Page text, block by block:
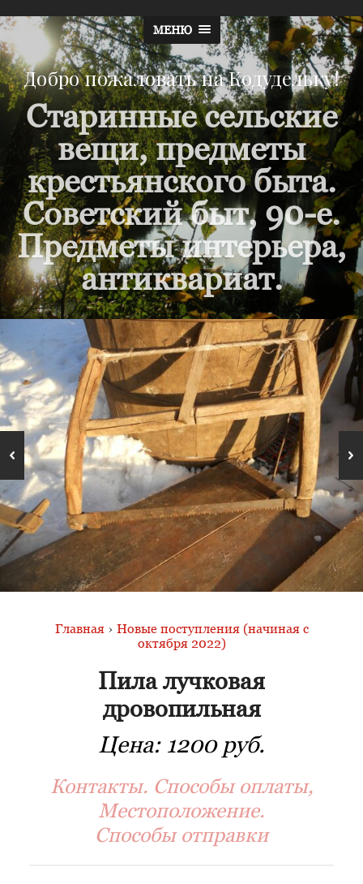
МЕНЮ
Добро пожаловать на Кодудельку!
Старинные сельские
вещи, предметы
крестьянского быта.
Советский быт, 90-е.
Предметы интерьера,
антиквариат.
Главная › Новые поступления (начиная с
октября 2022)
Пила лучковая
дровопильная
Цена: 1200 руб.
Контакты. Способы оплаты,
Местоположение.
Способы отправки